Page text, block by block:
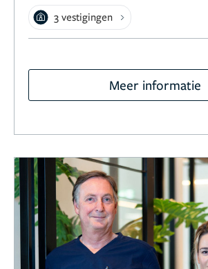
3 vestigingen
Meer informatie